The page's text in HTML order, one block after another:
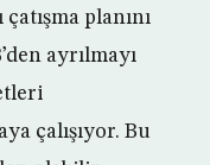
planını
ayrılmayı
çalışıyor. Bu